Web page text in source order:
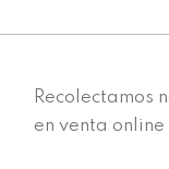
Recolectamos
en venta